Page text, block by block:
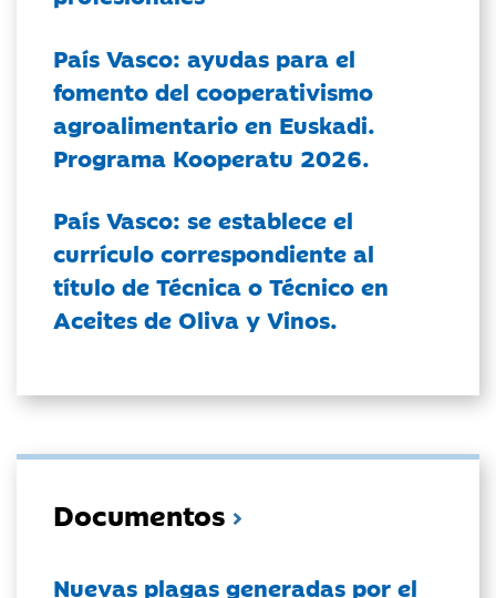
País Vasco: ayudas para el
fomento del cooperativismo
agroalimentario en Euskadi.
Programa Kooperatu 2026.
País Vasco: se establece el
currículo correspondiente al
título de Técnica o Técnico en
Aceites de Oliva y Vinos.
Documentos
Nuevas plagas generadas por el